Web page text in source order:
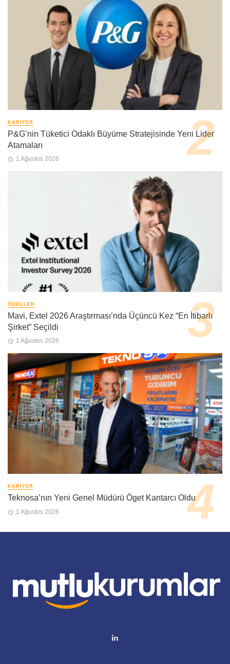
KARIYER
P&G’nin Tüketici Odaklı Büyüme Stratejisinde Yeni Lider
Atamaları
1 Ağustos 2026
ÖDÜLLER
Mavi, Extel 2026 Araştırması’nda Üçüncü Kez “En İtibarlı
Şirket” Seçildi
1 Ağustos 2026
KARIYER
Teknosa’nın Yeni Genel Müdürü Öget Kantarcı Oldu
1 Ağustos 2026